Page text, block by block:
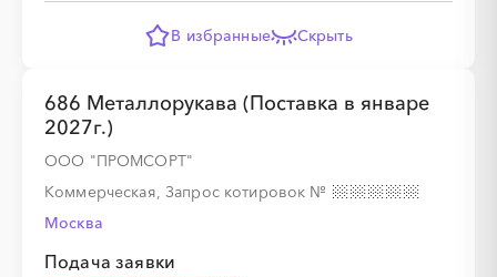
В избранные Скрыть
686 Металлорукава (Поставка в январе
2027г.)
ООО "ПРОМСОРТ"
Коммерческая, Запрос котировок №
Москва
Подача заявки